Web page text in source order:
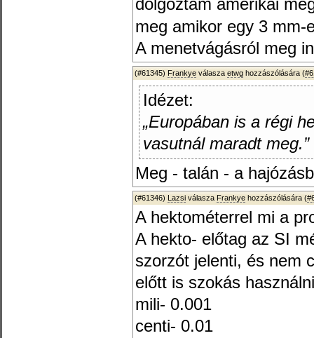
dolgoztam amerikai
meg amikor egy 3
A menetvágásról meg
(#61345) Frankye válasza etwg hozzászólására (
Idézet:
„Europában is a régi
vasutnál maradt meg.”
Meg - talán - a
(#61346) Lazsi válasza Frankye hozzászólására (
A hektométerrel mi a
A hekto- előtag az SI
szorzót jelenti, és nem
előtt is szokás
mili- 0.001
centi- 0.01